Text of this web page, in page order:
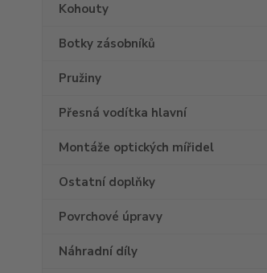
Kohouty
Botky zásobníků
Pružiny
Přesná vodítka hlavní
Montáže optických mířidel
Ostatní doplňky
Povrchové úpravy
Náhradní díly